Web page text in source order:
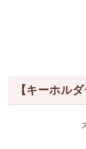
【キーホル